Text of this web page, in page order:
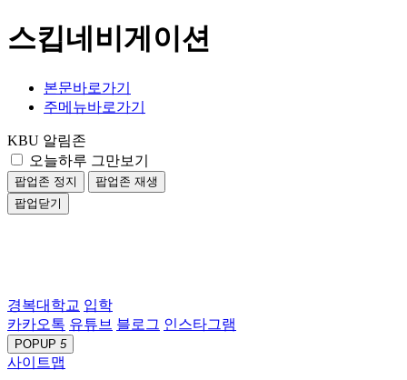
스킵네비게이션
본문바로가기
주메뉴바로가기
KBU 알림존
오늘하루 그만보기
팝업존 정지
팝업존 재생
팝업닫기
경복대학교 입학
카카오톡 유튜브 블로그 인스타그램
POPUP 5
사이트맵